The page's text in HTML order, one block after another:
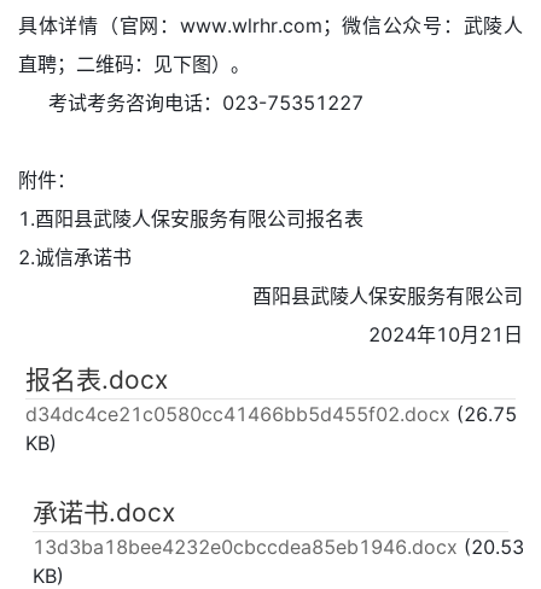
具体详情（官网：www.wlrhr.com；微信公众号：武陵人
直聘；二维码：见下图）。
考试考务咨询电话：023-75351227
附件：
1.酉阳县武陵人保安服务有限公司报名表
2.诚信承诺书
酉阳县武陵人保安服务有限公司
2024年10月21日
报名表.docx
d34dc4ce21c0580cc41466bb5d455f02.docx (26.75
KB)
承诺书.docx
13d3ba18bee4232e0cbccdea85eb1946.docx (20.53
KB)